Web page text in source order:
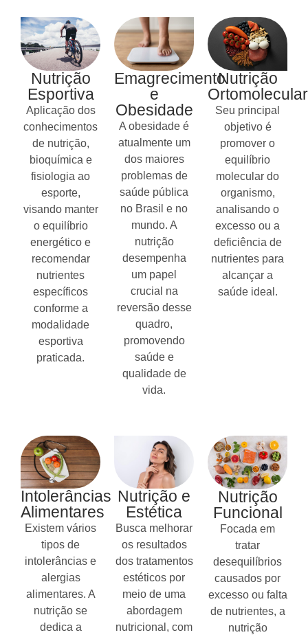
Nutrição
Esportiva
Aplicação dos
conhecimentos
de nutrição,
bioquímica e
fisiologia ao
esporte,
visando manter
o equilíbrio
energético e
recomendar
nutrientes
específicos
conforme a
modalidade
esportiva
praticada.
Emagrecimento
e
Obesidade
A obesidade é
atualmente um
dos maiores
problemas de
saúde pública
no Brasil e no
mundo. A
nutrição
desempenha
um papel
crucial na
reversão desse
quadro,
promovendo
saúde e
qualidade de
vida.
Nutrição
Ortomolecular
Seu principal
objetivo é
promover o
equilíbrio
molecular do
organismo,
analisando o
excesso ou a
deficiência de
nutrientes para
alcançar a
saúde ideal.
Intolerâncias
Alimentares
Existem vários
tipos de
intolerâncias e
alergias
alimentares. A
nutrição se
dedica a
Nutrição e
Estética
Busca melhorar
os resultados
dos tratamentos
estéticos por
meio de uma
abordagem
nutricional, com
Nutrição
Funcional
Focada em
tratar
desequilíbrios
causados por
excesso ou falta
de nutrientes, a
nutrição